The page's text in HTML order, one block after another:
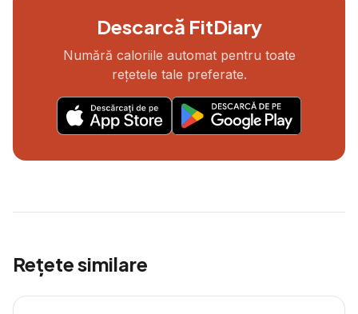
Descarcă FitDiary
Numără caloriile automat pentru toate
rețetele tale preferate.
Rețete similare